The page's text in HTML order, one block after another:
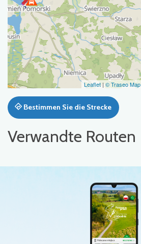
Leaflet| © Traseo Map
Bestimmen Sie die Strecke
Verwandte Routen